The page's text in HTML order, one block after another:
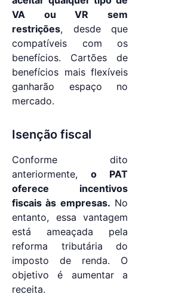
VA ou VR sem
restrições, desde que
compatíveis com os
benefícios. Cartões de
benefícios mais flexíveis
ganharão espaço no
mercado.
Isenção fiscal
Conforme dito
anteriormente, o PAT
oferece incentivos
fiscais às empresas. No
entanto, essa vantagem
está ameaçada pela
reforma tributária do
imposto de renda. O
objetivo é aumentar a
receita.